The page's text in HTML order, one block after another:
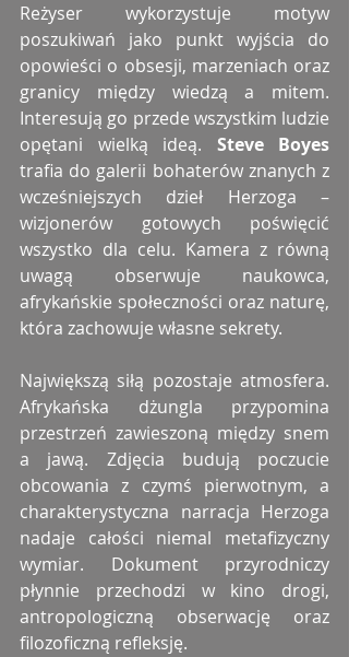
Reżyser wykorzystuje motyw
poszukiwań jako punkt wyjścia do
opowieści o obsesji, marzeniach oraz
granicy między wiedzą a mitem.
Interesują go przede wszystkim ludzie
opętani wielką ideą. Steve Boyes
trafia do galerii bohaterów znanych z
wcześniejszych dzieł Herzoga –
wizjonerów gotowych poświęcić
wszystko dla celu. Kamera z równą
uwagą obserwuje naukowca,
afrykańskie społeczności oraz naturę,
która zachowuje własne sekrety.
Największą siłą pozostaje atmosfera.
Afrykańska dżungla przypomina
przestrzeń zawieszoną między snem
a jawą. Zdjęcia budują poczucie
obcowania z czymś pierwotnym, a
charakterystyczna narracja Herzoga
nadaje całości niemal metafizyczny
wymiar. Dokument przyrodniczy
płynnie przechodzi w kino drogi,
antropologiczną obserwację oraz
filozoficzną refleksję.